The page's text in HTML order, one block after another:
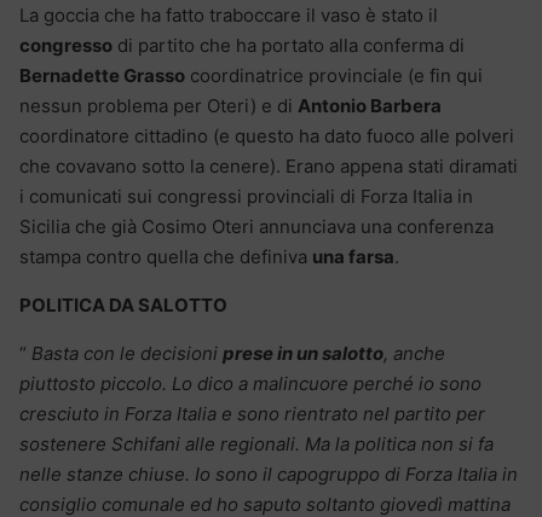
La goccia che ha fatto traboccare il vaso è stato il
congresso di partito che ha portato alla conferma di
Bernadette Grasso coordinatrice provinciale (e fin qui
nessun problema per Oteri) e di Antonio Barbera
coordinatore cittadino (e questo ha dato fuoco alle polveri
che covavano sotto la cenere). Erano appena stati diramati
i comunicati sui congressi provinciali di Forza Italia in
Sicilia che già Cosimo Oteri annunciava una conferenza
stampa contro quella che definiva una farsa.
POLITICA DA SALOTTO
“ Basta con le decisioni prese in un salotto, anche
piuttosto piccolo. Lo dico a malincuore perché io sono
cresciuto in Forza Italia e sono rientrato nel partito per
sostenere Schifani alle regionali. Ma la politica non si fa
nelle stanze chiuse. Io sono il capogruppo di Forza Italia in
consiglio comunale ed ho saputo soltanto giovedì mattina